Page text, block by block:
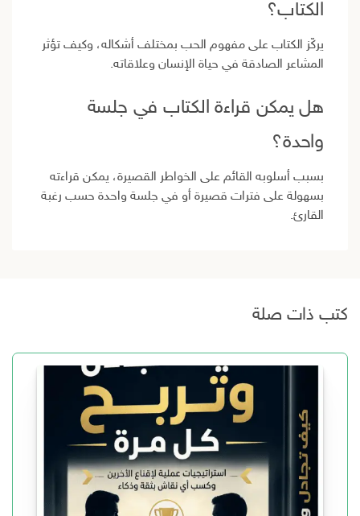
الكتاب؟
يركّز الكتاب على مفهوم الحب بمختلف أشكاله، وكيف تؤثر
المشاعر الصادقة في حياة الإنسان وعلاقاته.
هل يمكن قراءة الكتاب في جلسة
واحدة؟
بسبب أسلوبه القائم على الخواطر القصيرة، يمكن قراءته
بسهولة على فترات قصيرة أو في جلسة واحدة حسب رغبة
القارئ.
كتب ذات صلة